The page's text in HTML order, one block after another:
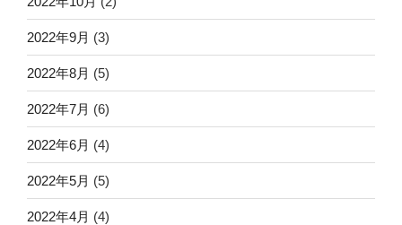
2022年9月 (3)
2022年8月 (5)
2022年7月 (6)
2022年6月 (4)
2022年5月 (5)
2022年4月 (4)